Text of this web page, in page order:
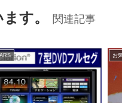
す。 関連記事
お